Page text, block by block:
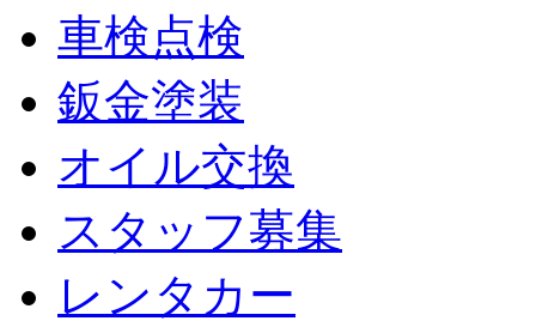
車検点検
鈑金塗装
オイル交換
スタッフ募集
レンタカー